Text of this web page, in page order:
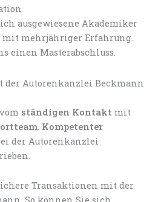
ausgewiesene Akademiker
mit mehrjähriger Erfahrung.
einen Masterabschluss.
ständigen Kontakt mit
. Kompetenter
der Autorenkanzlei